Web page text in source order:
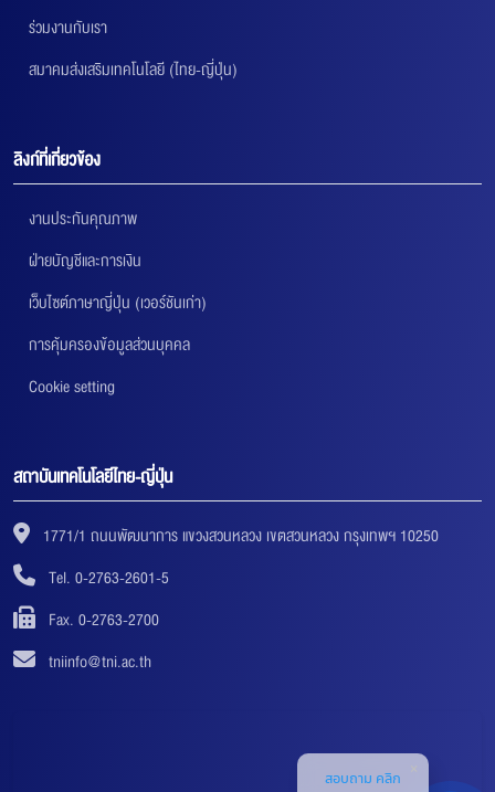
ร่วมงานกับเรา
สมาคมส่งเสริมเทคโนโลยี (ไทย-ญี่ปุ่น)
ลิงก์ที่เกี่ยวข้อง
งานประกันคุณภาพ
ฝ่ายบัญชีและการเงิน
เว็บไซต์ภาษาญี่ปุ่น (เวอร์ชันเก่า)
การคุ้มครองข้อมูลส่วนบุคคล
Cookie setting
สถาบันเทคโนโลยีไทย-ญี่ปุ่น
1771/1 ถนนพัฒนาการ แขวงสวนหลวง เขตสวนหลวง กรุงเทพฯ 10250
Tel. 0-2763-2601-5
Fax. 0-2763-2700
tniinfo@tni.ac.th
สอบถาม คลิก